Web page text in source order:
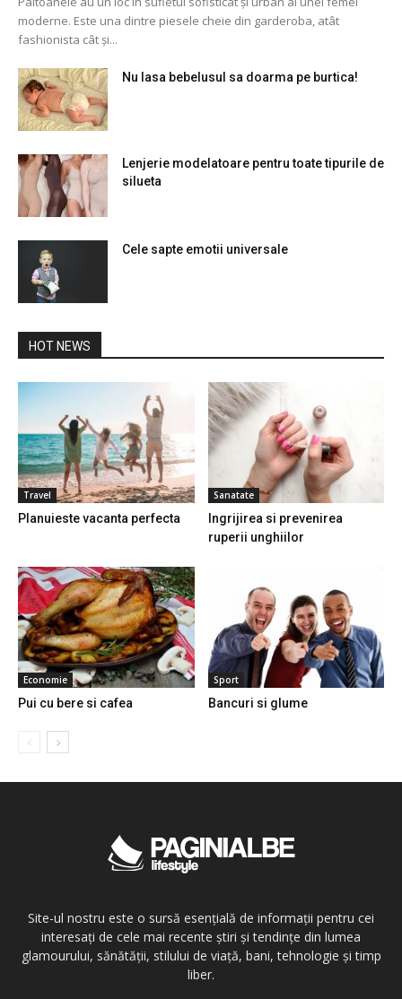
moderne. Este una dintre piesele cheie din garderoba, atât
fashionista cât și...
Nu lasa bebelusul sa doarma pe burtica!
Lenjerie modelatoare pentru toate tipurile de
silueta
Cele sapte emotii universale
HOT NEWS
Travel
Planuieste vacanta perfecta
Sanatate
Ingrijirea si prevenirea
ruperii unghiilor
Economie
Pui cu bere si cafea
Sport
Bancuri si glume
Site-ul nostru este o sursă esențială de informații pentru cei
interesați de cele mai recente știri și tendințe din lumea
glamourului, sănătății, stilului de viață, bani, tehnologie și timp
liber.